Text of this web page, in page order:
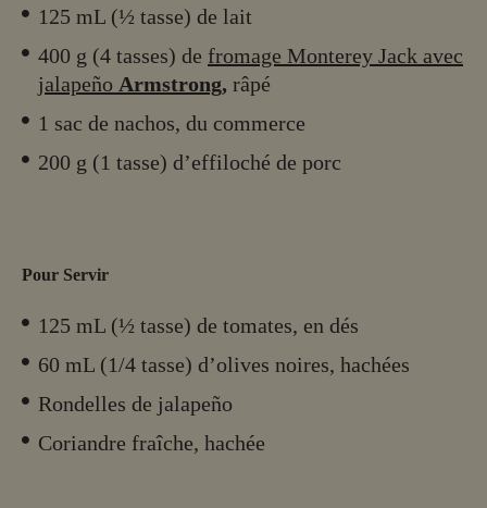
125 mL (½ tasse) de lait
400 g (4 tasses) de fromage Monterey Jack avec
jalapeño Armstrong, râpé
1 sac de nachos, du commerce
200 g (1 tasse) d’effiloché de porc
Pour Servir
125 mL (½ tasse) de tomates, en dés
60 mL (1/4 tasse) d’olives noires, hachées
Rondelles de jalapeño
Coriandre fraîche, hachée